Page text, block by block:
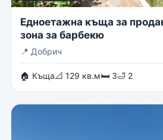
Едноетажна къща за
зона за барбекю
📍 Добрич
🏠 Къща📐 129 кв.м🛏 3🛁 2